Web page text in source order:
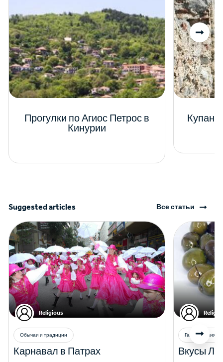
Прогулки по Агиос Петрос в
Кинурии
Suggested articles Все статьи
Religious
Обычаи и традиции
Карнавал в Патрах
Гастрономия
Вкусы